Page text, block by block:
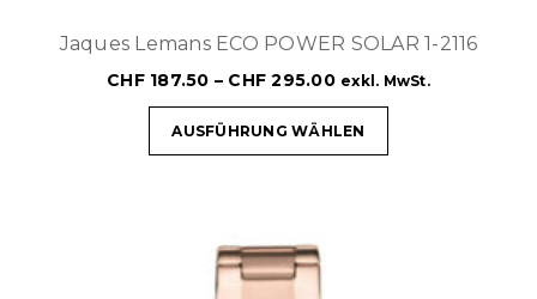
Jaques Lemans ECO POWER SOLAR 1-2116
CHF187.50 – CHF 295.00 exkl. MwSt.
AUSFÜHRUNG WÄHLEN